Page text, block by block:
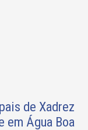
de Xadrez
em Água Boa